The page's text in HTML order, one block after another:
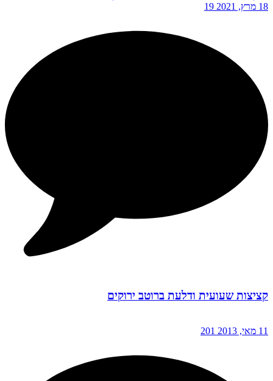
18 מרץ, 2021 19
קציצות שעועית ודלעת ברוטב ירוקים
11 מאי, 2013 201